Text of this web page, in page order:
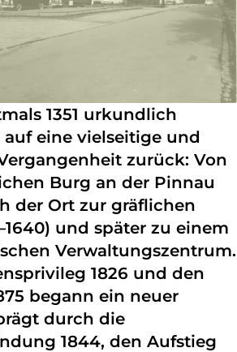
1351 urkundlich
eine vielseitige und
zurück: Von
Burg an der Pinnau
der Ort zur gräflichen
und später zu einem
Verwaltungszentrum.
1826 und den
begann ein neuer
durch die
1844, den Aufstieg